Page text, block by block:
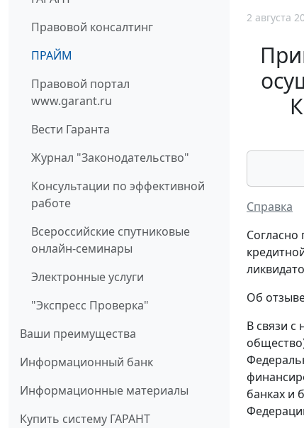
Правовой консалтинг
ПРАЙМ
Правовой портал
www.garant.ru
Вести Гаранта
Журнал "Законодательство"
Консультации по эффективной
работе
Всероссийские спутниковые
онлайн-семинары
Электронные услуги
"Экспресс Проверка"
Ваши преимущества
Информационный банк
Информационные материалы
Купить систему ГАРАНТ
2 августа
Справка
Об
В связи
банках и